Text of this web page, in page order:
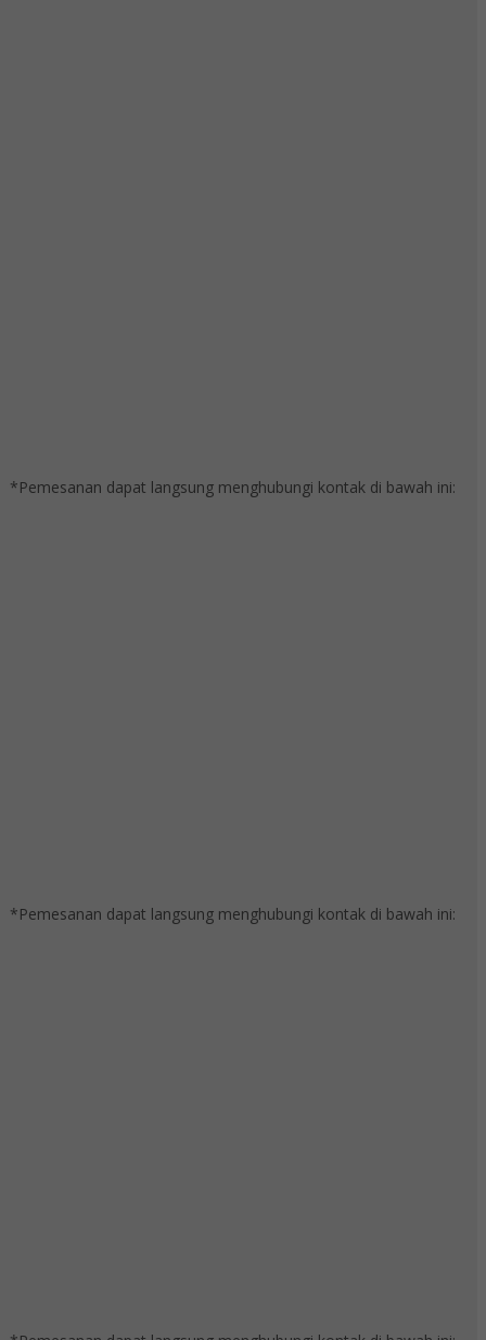
*Pemesanan dapat langsung menghubungi kontak di bawah ini:
*Pemesanan dapat langsung menghubungi kontak di bawah ini: